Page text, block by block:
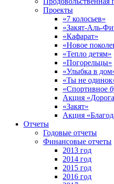
Проекты
«7 колосьев»
«Закят-Аль-
«Кафарат»
«Новое
«Тепло детям»
«Погорельцы»
«Улыбка в
«Ты не
«Спортивное
Акция
«Закят»
Акция
Отчеты
Годовые отчеты
Финансовые отчеты
2013 год
2014 год
2015 год
2016 год